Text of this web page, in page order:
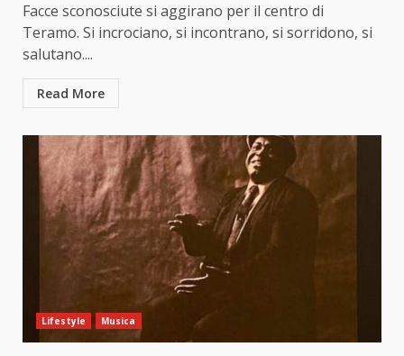
Facce sconosciute si aggirano per il centro di
Teramo. Si incrociano, si incontrano, si sorridono, si
salutano....
Read More
Lifestyle Musica